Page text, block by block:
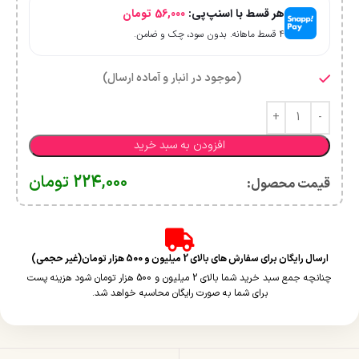
هر قسط با اسنپ‌پی: 56,000 تومان
۴ قسط ماهانه. بدون سود، چک و ضامن.
(موجود در انبار و آماده ارسال)
افزودن به سبد خرید
قیمت محصول:​ 224,000 تومان
ارسال رایگان برای سفارش های بالای 2 میلیون و 500 هزار تومان(غیر حجمی)
چنانچه جمع سبد خرید شما بالای 2 میلیون و 500 هزار تومان شود هزینه پست
برای شما به صورت رایگان محاسبه خواهد شد.